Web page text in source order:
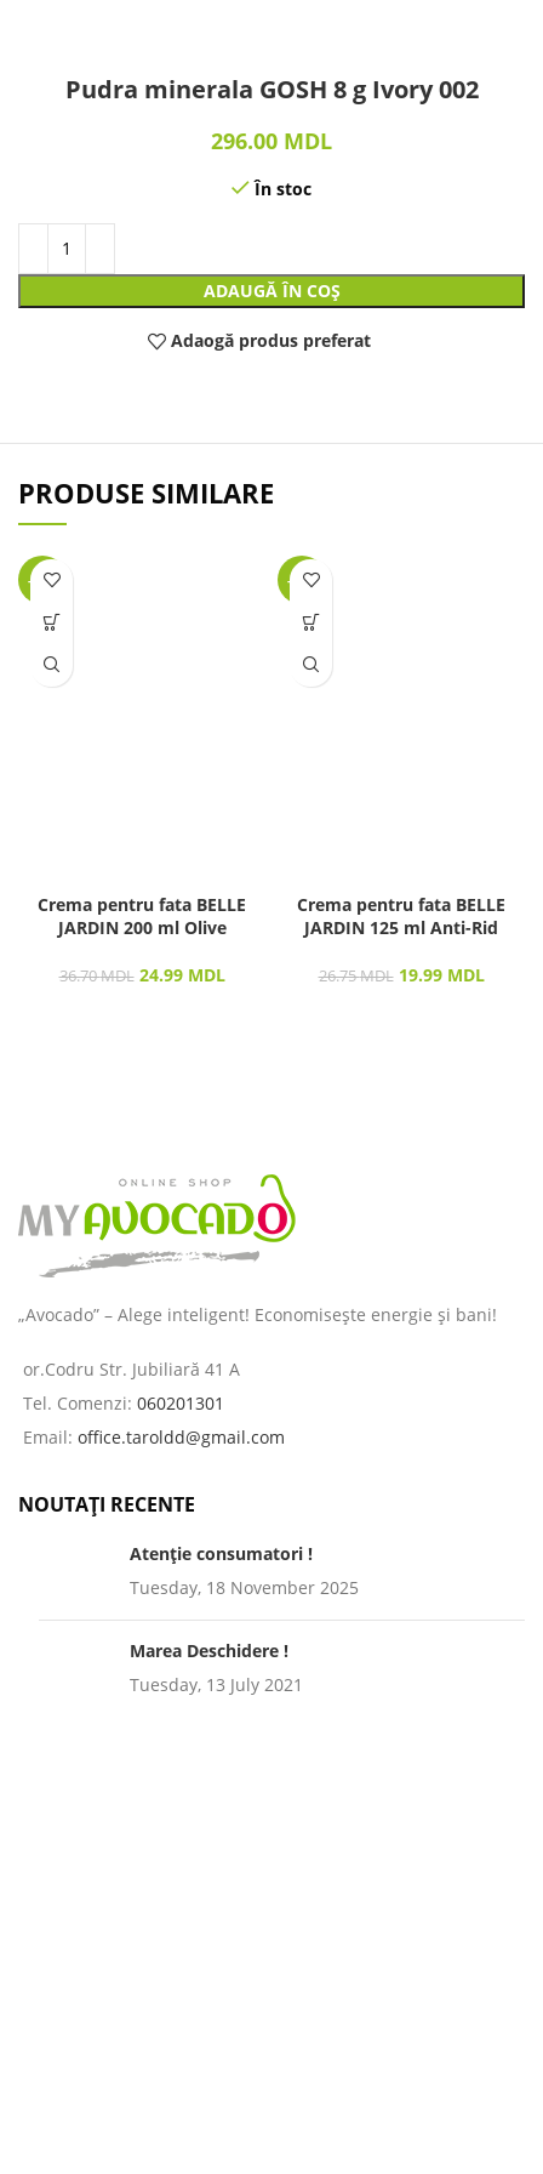
Pudra minerala GOSH 8 g Ivory 002
296.00 MDL
În stoc
ADAUGĂ ÎN COȘ
Adaogă produs preferat
PRODUSE SIMILARE
-32%
Crema pentru fata BELLE
JARDIN 200 ml Olive
36.70MDL 24.99 MDL
-25%
Crema pentru fata BELLE
JARDIN 125 ml Anti-Rid
26.75MDL 19.99 MDL
„Avocado” – Alege inteligent! Economisește energie și bani!
or.Codru Str. Jubiliară 41 A
Tel. Comenzi: 060201301
Email: office.taroldd@gmail.com
NOUTAȚI RECENTE
Atenție consumatori !
Tuesday, 18 November 2025
Marea Deschidere !
Tuesday, 13 July 2021